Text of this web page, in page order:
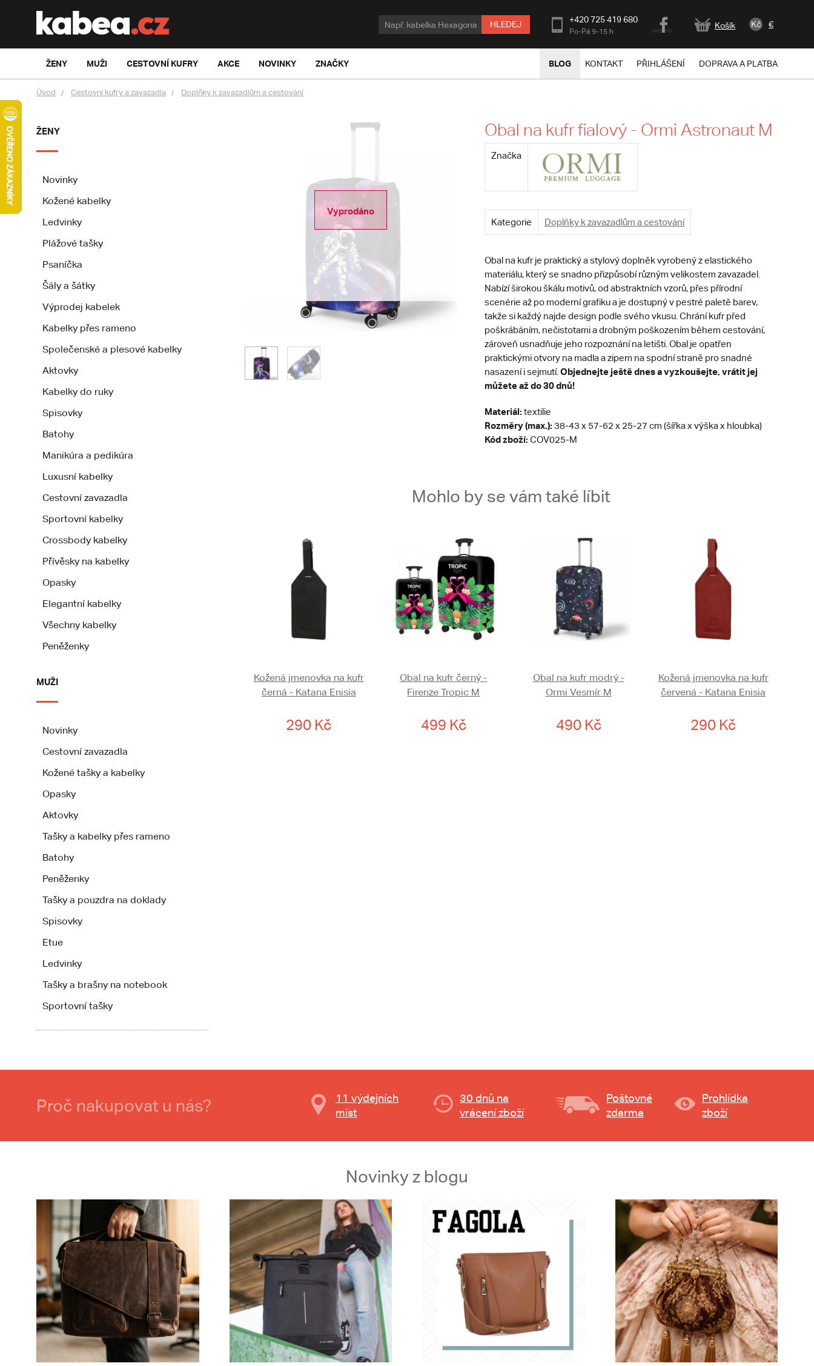
HLEDEJ +420 725 419 680
Po-Pá 9-15 h
Košík Kč €
ŽENY MUŽI CESTOVNÍ KUFRY AKCE NOVINKY ZNAČKY BLOG KONTAKT PŘIHLÁŠENÍ DOPRAVA A PLATBA
Úvod Cestovní kufry a zavazadla Doplňky k zavazadlům a cestování
ŽENY
Novinky
Kožené kabelky
Ledvinky
Plážové tašky
Psaníčka
Šály a šátky
Výprodej kabelek
Kabelky přes rameno
Společenské a plesové kabelky
Aktovky
Kabelky do ruky
Spisovky
Batohy
Manikúra a pedikúra
Luxusní kabelky
Cestovní zavazadla
Sportovní kabelky
Crossbody kabelky
Přívěsky na kabelky
Opasky
Elegantní kabelky
Všechny kabelky
Peněženky
MUŽI
Novinky
Cestovní zavazadla
Kožené tašky a kabelky
Opasky
Aktovky
Tašky a kabelky přes rameno
Batohy
Peněženky
Tašky a pouzdra na doklady
Spisovky
Etue
Ledvinky
Tašky a brašny na notebook
Sportovní tašky
Vyprodáno
Obal na kufr fialový - Ormi Astronaut M
Značka
Kategorie Doplňky k zavazadlům a cestování
Obal na kufr je praktický a stylový doplněk vyrobený z elastického
materiálu, který se snadno přizpůsobí různým velikostem zavazadel.
Nabízí širokou škálu motivů, od abstraktních vzorů, přes přírodní
scenérie až po moderní grafiku a je dostupný v pestré paletě barev,
takže si každý najde design podle svého vkusu. Chrání kufr před
poškrábáním, nečistotami a drobným poškozením během cestování,
zároveň usnadňuje jeho rozpoznání na letišti. Obal je opatřen
praktickými otvory na madla a zipem na spodní straně pro snadné
nasazení i sejmutí. Objednejte ještě dnes a vyzkoušejte, vrátit jej
můžete až do 30 dnů!
Materiál: textilie
Rozměry (max.): 38-43 x 57-62 x 25-27 cm (šířka x výška x hloubka)
Kód zboží: COV025-M
Mohlo by se vám také líbit
Kožená jmenovka na kufr
černá - Katana Enisia
290 Kč
Obal na kufr černý -
Firenze Tropic M
499 Kč
Obal na kufr modrý -
Ormi Vesmír M
490 Kč
Kožená jmenovka na kufr
červená - Katana Enisia
290 Kč
Proč nakupovat u nás?
11 výdejních
míst
30 dnů na
vrácení zboží
Poštovné
zdarma
Prohlídka
zboží
Novinky z blogu